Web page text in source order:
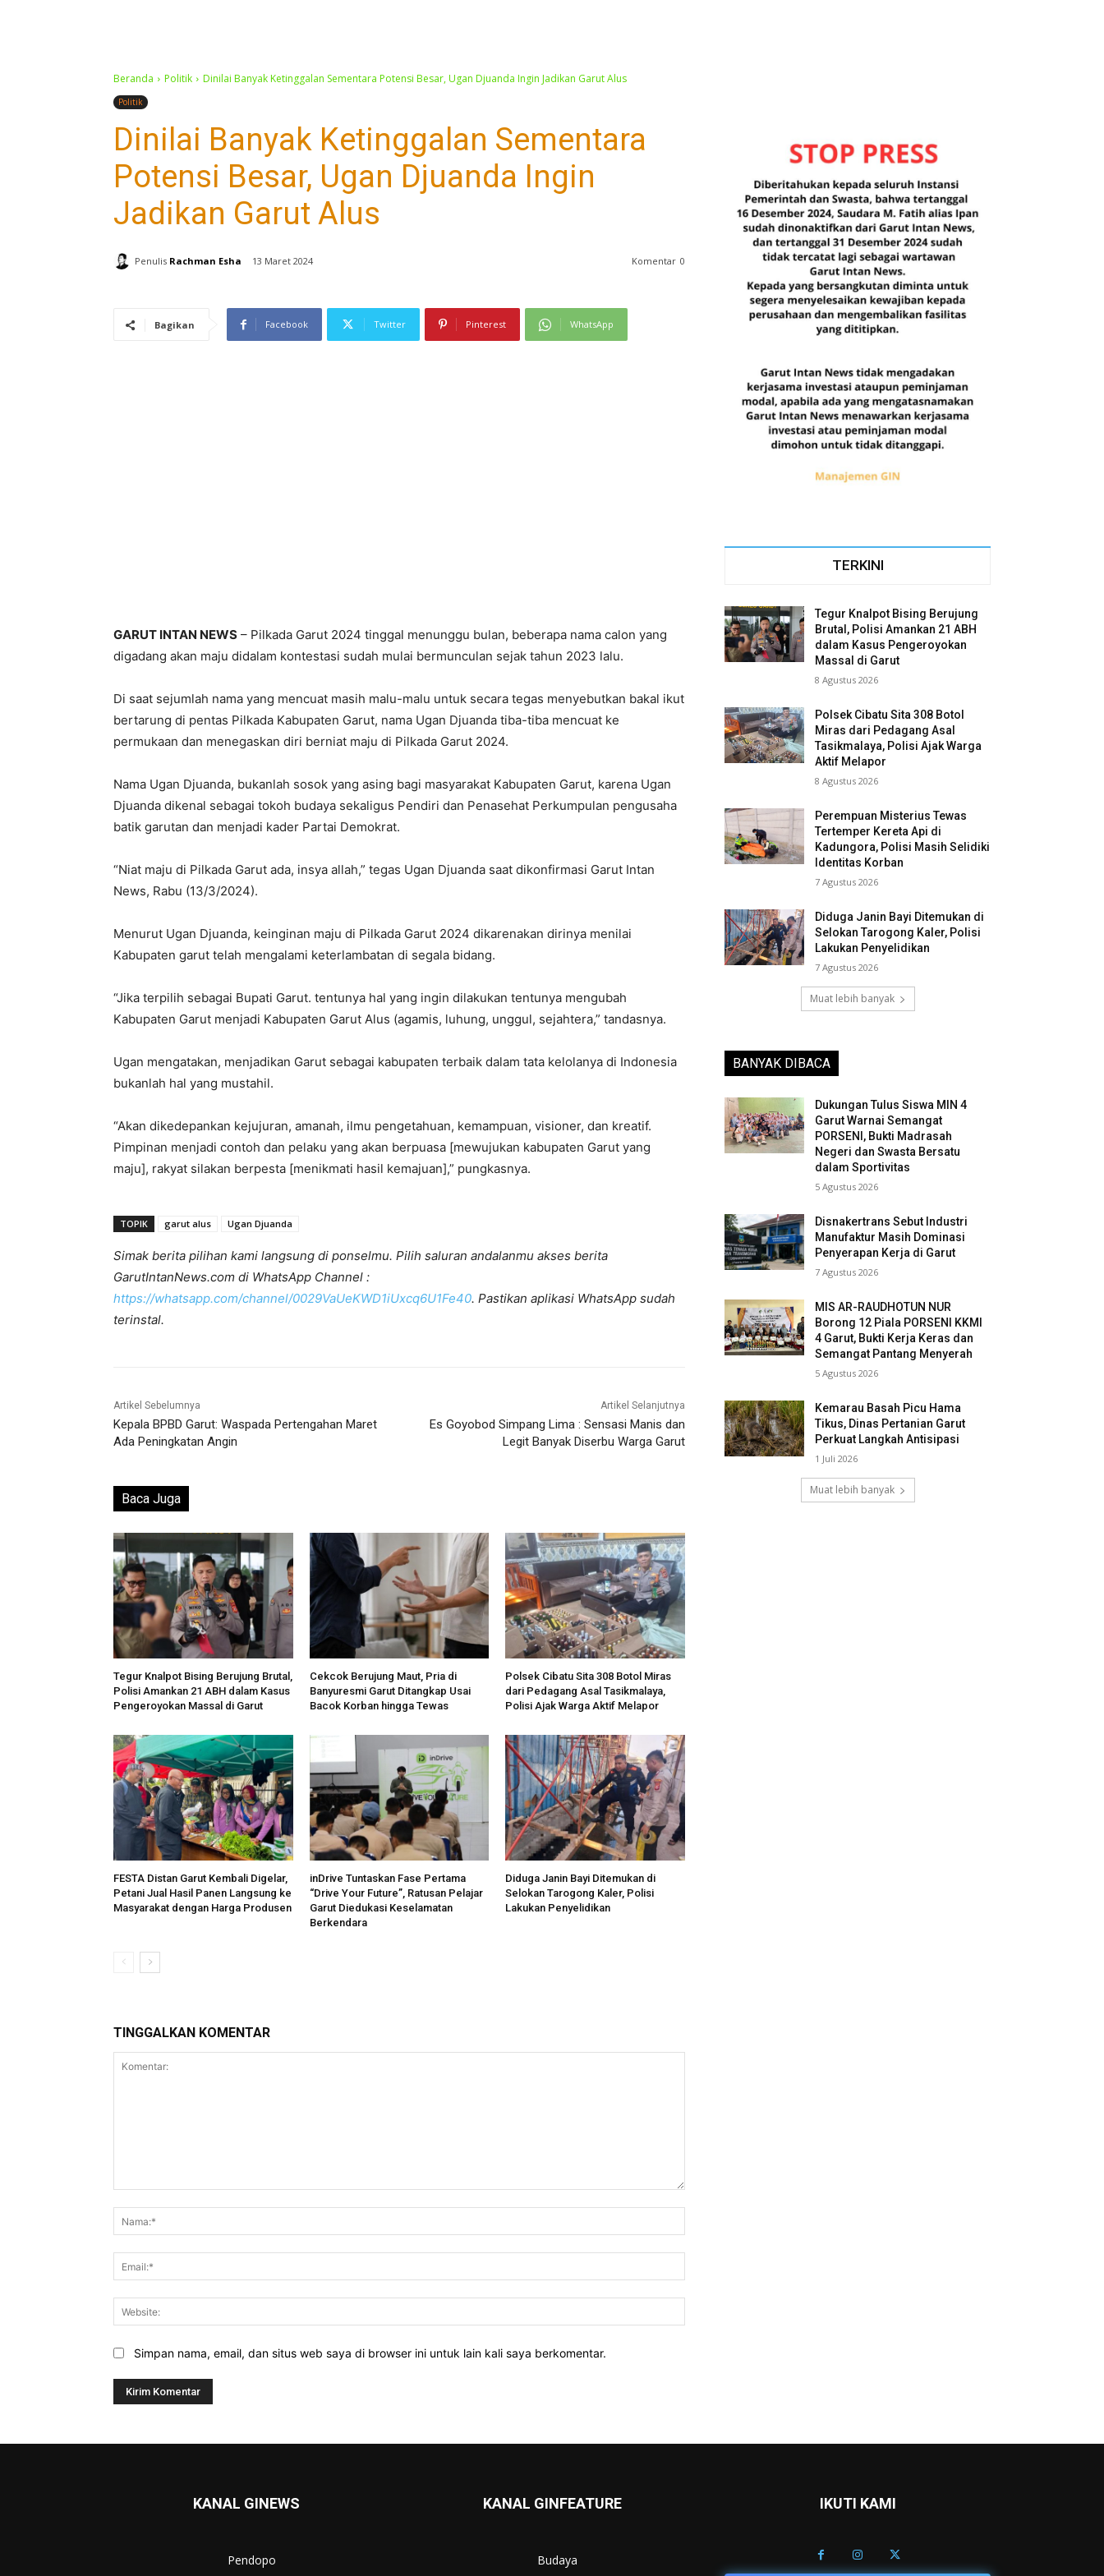
Beranda Politik Dinilai Banyak Ketinggalan Sementara Potensi Besar, Ugan Djuanda Ingin Jadikan Garut Alus
Politik
Dinilai Banyak Ketinggalan Sementara
Potensi Besar, Ugan Djuanda Ingin
Jadikan Garut Alus
Penulis Rachman Esha 13 Maret 2024 Komentar 0
Bagikan Facebook Twitter Pinterest WhatsApp
GARUT INTAN NEWS – Pilkada Garut 2024 tinggal menunggu bulan, beberapa nama calon yang
digadang akan maju didalam kontestasi sudah mulai bermunculan sejak tahun 2023 lalu.
Di saat sejumlah nama yang mencuat masih malu-malu untuk secara tegas menyebutkan bakal ikut
bertarung di pentas Pilkada Kabupaten Garut, nama Ugan Djuanda tiba-tiba mencuat ke
permukaan dan menegaskan diri berniat maju di Pilkada Garut 2024.
Nama Ugan Djuanda, bukanlah sosok yang asing bagi masyarakat Kabupaten Garut, karena Ugan
Djuanda dikenal sebagai tokoh budaya sekaligus Pendiri dan Penasehat Perkumpulan pengusaha
batik garutan dan menjadi kader Partai Demokrat.
“Niat maju di Pilkada Garut ada, insya allah,” tegas Ugan Djuanda saat dikonfirmasi Garut Intan
News, Rabu (13/3/2024).
Menurut Ugan Djuanda, keinginan maju di Pilkada Garut 2024 dikarenakan dirinya menilai
Kabupaten garut telah mengalami keterlambatan di segala bidang.
“Jika terpilih sebagai Bupati Garut. tentunya hal yang ingin dilakukan tentunya mengubah
Kabupaten Garut menjadi Kabupaten Garut Alus (agamis, luhung, unggul, sejahtera,” tandasnya.
Ugan mengatakan, menjadikan Garut sebagai kabupaten terbaik dalam tata kelolanya di Indonesia
bukanlah hal yang mustahil.
“Akan dikedepankan kejujuran, amanah, ilmu pengetahuan, kemampuan, visioner, dan kreatif.
Pimpinan menjadi contoh dan pelaku yang akan berpuasa [mewujukan kabupaten Garut yang
maju], rakyat silakan berpesta [menikmati hasil kemajuan],” pungkasnya.
TOPIK garut alus Ugan Djuanda
Simak berita pilihan kami langsung di ponselmu. Pilih saluran andalanmu akses berita
GarutIntanNews.com di WhatsApp Channel :
https://whatsapp.com/channel/0029VaUeKWD1iUxcq6U1Fe40. Pastikan aplikasi WhatsApp sudah
terinstal.
Artikel Sebelumnya
Kepala BPBD Garut: Waspada Pertengahan Maret
Ada Peningkatan Angin
Artikel Selanjutnya
Es Goyobod Simpang Lima : Sensasi Manis dan
Legit Banyak Diserbu Warga Garut
Baca Juga
Tegur Knalpot Bising Berujung Brutal,
Polisi Amankan 21 ABH dalam Kasus
Pengeroyokan Massal di Garut
Cekcok Berujung Maut, Pria di
Banyuresmi Garut Ditangkap Usai
Bacok Korban hingga Tewas
Polsek Cibatu Sita 308 Botol Miras
dari Pedagang Asal Tasikmalaya,
Polisi Ajak Warga Aktif Melapor
FESTA Distan Garut Kembali Digelar,
Petani Jual Hasil Panen Langsung ke
Masyarakat dengan Harga Produsen
inDrive Tuntaskan Fase Pertama
“Drive Your Future”, Ratusan Pelajar
Garut Diedukasi Keselamatan
Berkendara
Diduga Janin Bayi Ditemukan di
Selokan Tarogong Kaler, Polisi
Lakukan Penyelidikan
TINGGALKAN KOMENTAR
Simpan nama, email, dan situs web saya di browser ini untuk lain kali saya berkomentar.
TERKINI
Tegur Knalpot Bising Berujung
Brutal, Polisi Amankan 21 ABH
dalam Kasus Pengeroyokan
Massal di Garut
8 Agustus 2026
Polsek Cibatu Sita 308 Botol
Miras dari Pedagang Asal
Tasikmalaya, Polisi Ajak Warga
Aktif Melapor
8 Agustus 2026
Perempuan Misterius Tewas
Tertemper Kereta Api di
Kadungora, Polisi Masih Selidiki
Identitas Korban
7 Agustus 2026
Diduga Janin Bayi Ditemukan di
Selokan Tarogong Kaler, Polisi
Lakukan Penyelidikan
7 Agustus 2026
Muat lebih banyak
BANYAK DIBACA
Dukungan Tulus Siswa MIN 4
Garut Warnai Semangat
PORSENI, Bukti Madrasah
Negeri dan Swasta Bersatu
dalam Sportivitas
5 Agustus 2026
Disnakertrans Sebut Industri
Manufaktur Masih Dominasi
Penyerapan Kerja di Garut
7 Agustus 2026
MIS AR-RAUDHOTUN NUR
Borong 12 Piala PORSENI KKMI
4 Garut, Bukti Kerja Keras dan
Semangat Pantang Menyerah
5 Agustus 2026
Kemarau Basah Picu Hama
Tikus, Dinas Pertanian Garut
Perkuat Langkah Antisipasi
1 Juli 2026
Muat lebih banyak
KANAL GINEWS
Pendopo
KANAL GINFEATURE
Budaya
IKUTI KAMI